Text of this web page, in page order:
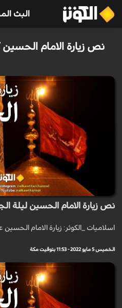
البث
نص زيارة الامام الحسين
نص زيارة الامام الحسين ليلة
اسلاميات _الكوثر: زيارة الامام
الخميس 5 مايو 2022 - 11:53 بتوقيت مكة